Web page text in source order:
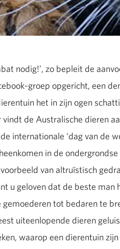
nodig!’, zo bepleit de
groep opgericht, een
het in zijn ogen
de Australische dieren
internationale ‘dag van de
in de
van altruïstisch
u geloven dat de beste
tot bedaren te
uiteenlopende dieren
waarop een dierentuin